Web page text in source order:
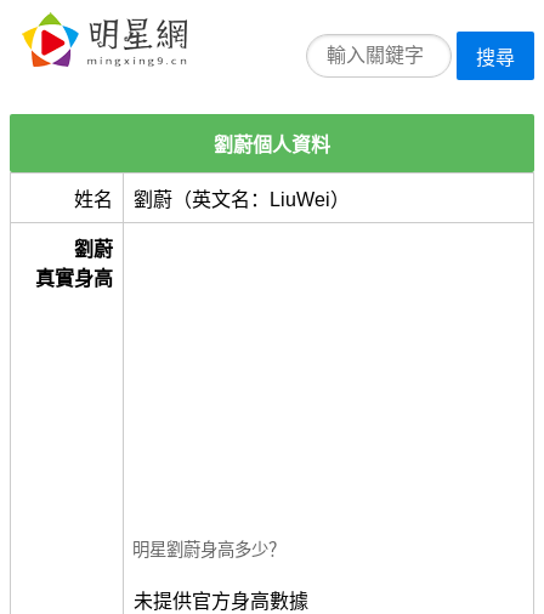
搜尋
劉蔚個人資料
姓名 劉蔚（英文名：LiuWei）
劉蔚
真實身高
明星劉蔚身高多少？
未提供官方身高數據